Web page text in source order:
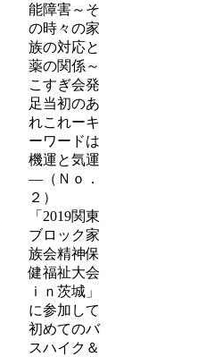
能障害～そ
の時々の家
族の対応と
薬の関係～
こすぎ会発
足当初のあ
れこれーキ
ーワードは
機運と気運
―（Ｎｏ．
２）
「2019関東
ブロック家
族会精神保
健福祉大会
ｉｎ茨城」
に参加して
初めてのバ
スハイク＆